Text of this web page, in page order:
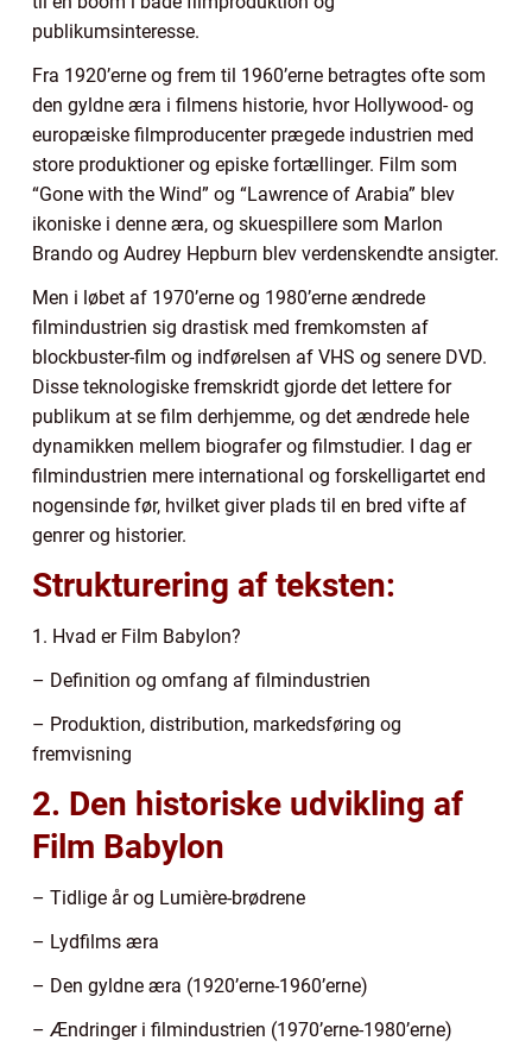
publikumsinteresse.
Fra 1920’erne og frem til 1960’erne betragtes ofte som
den gyldne æra i filmens historie, hvor Hollywood- og
europæiske filmproducenter prægede industrien med
store produktioner og episke fortællinger. Film som
“Gone with the Wind” og “Lawrence of Arabia” blev
ikoniske i denne æra, og skuespillere som Marlon
Brando og Audrey Hepburn blev verdenskendte ansigter.
Men i løbet af 1970’erne og 1980’erne ændrede
filmindustrien sig drastisk med fremkomsten af
blockbuster-film og indførelsen af VHS og senere DVD.
Disse teknologiske fremskridt gjorde det lettere for
publikum at se film derhjemme, og det ændrede hele
dynamikken mellem biografer og filmstudier. I dag er
filmindustrien mere international og forskelligartet end
nogensinde før, hvilket giver plads til en bred vifte af
genrer og historier.
Strukturering af teksten:
1. Hvad er Film Babylon?
– Definition og omfang af filmindustrien
– Produktion, distribution, markedsføring og
fremvisning
2. Den historiske udvikling af
Film Babylon
– Tidlige år og Lumière-brødrene
– Lydfilms æra
– Den gyldne æra (1920’erne-1960’erne)
– Ændringer i filmindustrien (1970’erne-1980’erne)